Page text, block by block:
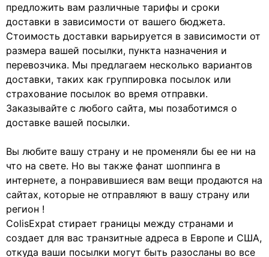
предложить вам различные тарифы и сроки
доставки в зависимости от вашего бюджета.
Стоимость доставки варьируется в зависимости от
размера вашей посылки, пункта назначения и
перевозчика. Мы предлагаем несколько вариантов
доставки, таких как группировка посылок или
страхование посылок во время отправки.
Заказывайте с любого сайта, мы позаботимся о
доставке вашей посылки.
Вы любите вашу страну и не променяли бы ее ни на
что на свете. Но вы также фанат шоппинга в
интернете, а понравившиеся вам вещи продаются на
сайтах, которые не отправляют в вашу страну или
регион !
ColisExpat стирает границы между странами и
создает для вас транзитные адреса в Европе и США,
откуда ваши посылки могут быть разосланы во все